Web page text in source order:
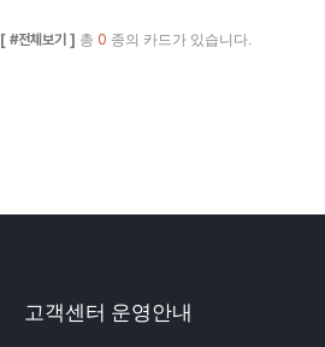
[ #전체보기 ] 총 0 종의 카드가 있습니다.
고객센터 운영안내